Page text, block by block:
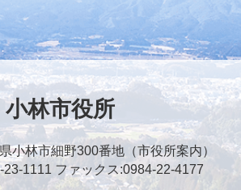
小林市役所
小林市細野300番地（市役所案内）
23-1111 ファックス:0984-22-4177